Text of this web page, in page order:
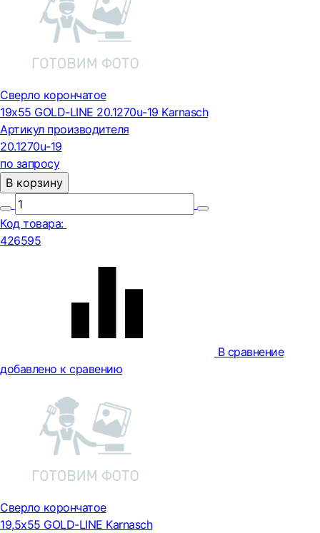
Сверло корончатое
19х55 GOLD-LINE 20.1270u-19 Karnasch
Артикул производителя
20.1270u-19
по запросу
В корзину
Код товара:
426595
В сравнение
добавлено к сравению
Сверло корончатое
19,5х55 GOLD-LINE Karnasch